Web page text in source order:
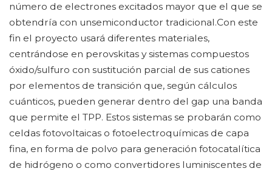
número de electrones excitados mayor que el que se
obtendría con unsemiconductor tradicional.Con este
fin el proyecto usará diferentes materiales,
centrándose en perovskitas y sistemas compuestos
óxido/sulfuro con sustitución parcial de sus cationes
por elementos de transición que, según cálculos
cuánticos, pueden generar dentro del gap una banda
que permite el TPP. Estos sistemas se probarán como
celdas fotovoltaicas o fotoelectroquímicas de capa
fina, en forma de polvo para generación fotocatalítica
de hidrógeno o como convertidores luminiscentes de